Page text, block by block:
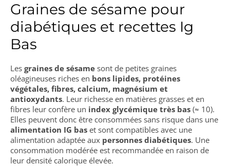
Graines de sésame pour
diabétiques et recettes Ig
Bas
Les graines de sésame sont de petites graines
oléagineuses riches en bons lipides, protéines
végétales, fibres, calcium, magnésium et
antioxydants. Leur richesse en matières grasses et en
fibres leur confère un index glycémique très bas (≈ 10).
Elles peuvent donc être consommées sans risque dans une
alimentation IG bas et sont compatibles avec une
alimentation adaptée aux personnes diabétiques. Une
consommation modérée est recommandée en raison de
leur densité calorique élevée.